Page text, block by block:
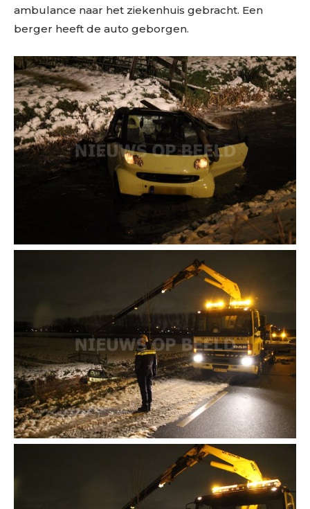
ambulance naar het ziekenhuis gebracht. Een
berger heeft de auto geborgen.